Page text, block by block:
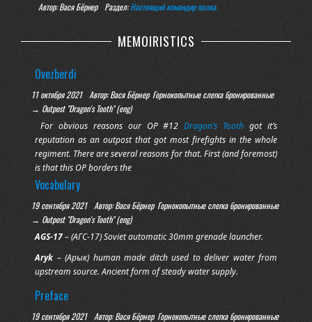
Автор: Вася Бёрнер Раздел:Настоящий командир полка.
MEMOIRISTICS
Ovezberdi
11 октября 2021 Автор: Вася Бёрнер Горнокопытные слегка бронированные
→ Outpost "Dragon's Tooth" (eng)
For obvious reasons our OP #12Dragon’s Tooth got it’s
reputation as an outpost that got most firefights in the whole
regiment. There are several reasons for that. First (and foremost)
is that this OP borders the
Ascent
10 октября 2021 Автор: Вася Бёрнер Горнокопытные слегка
бронированные → Outpost "Dragon's Tooth" (eng)
—R-r-r-r-rota straighten up! — duty private shouts his head
off as if he was bitten in the ass.
This morning sure starts like no other, yeah.
June 9th jumped at us with no prior notice. While we were
joyfully drooling in our squared out racks the Sun had
Vocabulary
19 сентября 2021 Автор: Вася Бёрнер Горнокопытные слегка бронированные
→ Outpost "Dragon's Tooth" (eng)
AGS-17– (АГС-17) Soviet automatic 30mm grenade launcher.
Aryk – (Арык) human made ditch used to deliver water from
upstream source. Ancient form of steady water supply.
Bacha(ch as in “chain”) – (Бача) afghan word for an underage
boy used as a servant and a sexual partner. It
Preface
19 сентября 2021 Автор: Вася Бёрнер Горнокопытные слегка бронированные